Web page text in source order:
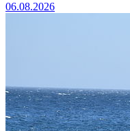
06.08.2026